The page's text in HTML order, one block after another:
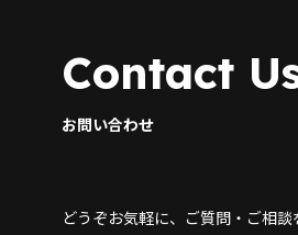
Contact
お問い合わせ
どうぞお気軽に、ご質問・ご相談